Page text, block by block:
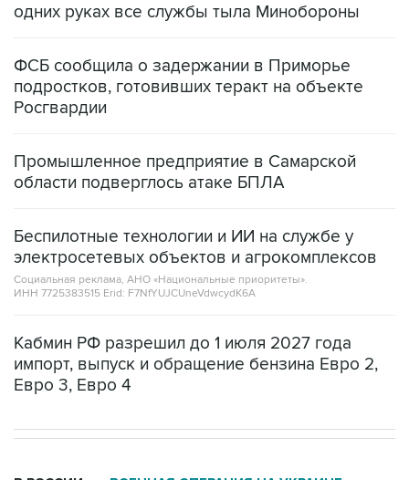
ФСБ сообщила о задержании в Приморье
Росгвардии
Промышленное предприятие в Самарской
Беспилотные технологии и ИИ на службе у
Социальная реклама, АНО «Национальные приоритеты».
ИНН 7725383515 Erid: F7NfYUJCUneVdwcydK6A
Кабмин РФ разрешил до 1 июля 2027 года
Евро 3, Евро 4